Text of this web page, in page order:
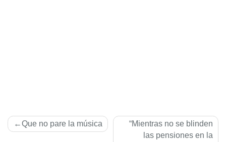
Navegación
Que no pare la música
“Mientras no se blinden
las pensiones en la